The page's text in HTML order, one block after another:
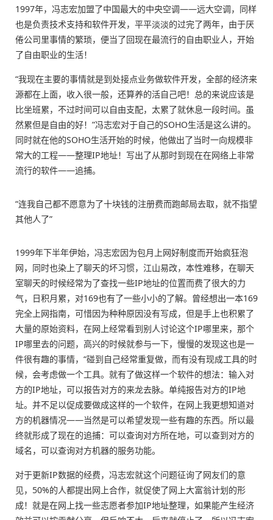
1997年，冯志宏加盟了中国最大的中央空调——远大空调，同样
也是负责技术支持和软件开发，平平淡淡的过完了两年，由于厌
倦公司里事情的繁琐，便当了回现在最流行的自由职业人，开始
了自由职业的生活！
“我现在主要的事情就是到处接点业务做软件开发，全部的经济来
源都在上面，收入很一般，还算养的活自己吧！总的来说应该是
比坐班累，不过时间可以自由支配，太累了就休息一段时间。虽
然累但是自由的好！”冯志宏对于自己的SOHO生活是这么讲的。
同时就在他的SOHO生活开始的时候，他做出了当时一向规模非
常大的工程——整理IP地址！写出了从那时到现在在网络上非常
流行的软件——追捕。
“连我自己都不愿意为了十块钱的注册费而跑邮局去取，就不指望
其他人了”
1999年下半年伊始，冯志宏因为包月上网好制度而开始疯狂泡
网，同时也染上了聊天的坏习惯，江山易改，本性难移，在聊天
室聊天的时候经常为了查找一些IP地址的位置而费了很大的力
气，日积月累，对169也有了一些小小的了解。曾经想出一本169
完全上网指南，可惜因为种种原因没有写成，但是手上也积累了
大量的原始资料，在网上经常看到别人讨论这个IP哪里来，那个
IP哪里去的问题，高兴的时候就参与一下，慢慢的发现这也是一
件很有趣的事情，“碰到自己经常重复做，而有没有现成工具的时
候，会考虑做一个工具。就有了做这样一个软件的想法：输入对
方的IP地址，可以报告对方的来龙去脉。单纯报告对方的IP地
址。并不足以促成要做成这样的一个软件，在网上我更想知道对
方的机器情况——当然是可以希望发现一些有趣的东西。所以最
终就形成了现在的追捕：可以查询对方所在地，可以查到对方的
域名，可以查询对方机器的服务功能。
对于更新IP数据的经费，冯志宏就这个问题征询了网友们的意
见，50%的人都提出网上合作，就促使了网上大富翁计划的形
成！就是在网上找一些志愿者参加IP地址整理，如果能产生经济